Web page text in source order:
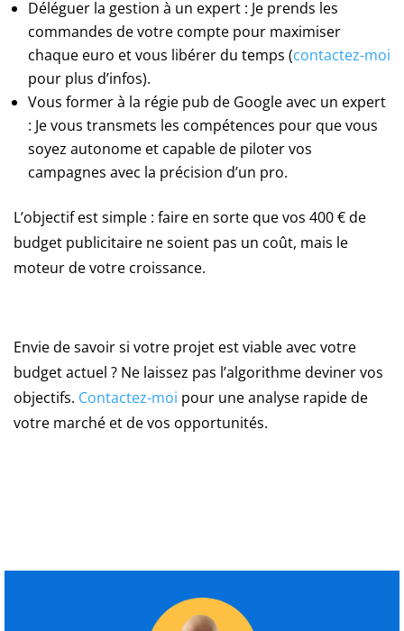
jeux
direct.
Casino
Paysafecard
dépôts,
limites
pièges
Déléguer la gestion à un expert : Je prends les
commandes de votre compte pour maximiser
chaque euro et vous libérer du temps (contactez-moi
pour plus d’infos).
Vous former à la régie pub de Google avec un expert
: Je vous transmets les compétences pour que vous
soyez autonome et capable de piloter vos
campagnes avec la précision d’un pro.
L’objectif est simple : faire en sorte que vos 400 € de
budget publicitaire ne soient pas un coût, mais le
moteur de votre croissance.
Envie de savoir si votre projet est viable avec votre
budget actuel ? Ne laissez pas l’algorithme deviner vos
objectifs. Contactez-moi pour une analyse rapide de
votre marché et de vos opportunités.